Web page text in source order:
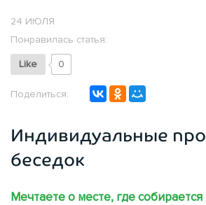
24 ИЮЛЯ
Понравилась статья:
Like 0
Поделиться:
Индивидуальные
беседок
Мечтаете о месте, где собирается